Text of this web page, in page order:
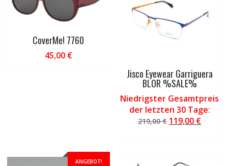
CoverMe! 7760
45,00 €
Jisco Eyewear Garriguera
BLOR %SALE%
Niedrigster Gesamtpreis
der letzten 30 Tage:
219,00€ Ursprünglicher
119,00 €
ANGEBOT!